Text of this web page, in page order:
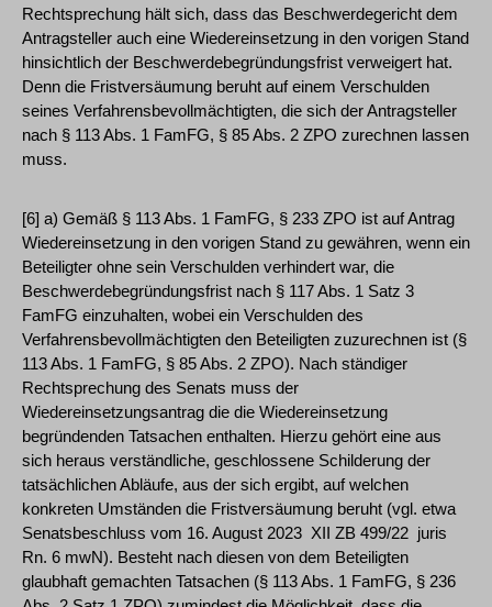
Rechtsprechung hält sich, dass das Beschwerdegericht dem
Antragsteller auch eine Wiedereinsetzung in den vorigen Stand
hinsichtlich der Beschwerdebegründungsfrist verweigert hat.
Denn die Fristversäumung beruht auf einem Verschulden
seines Verfahrensbevollmächtigten, die sich der Antragsteller
nach § 113 Abs. 1 FamFG, § 85 Abs. 2 ZPO zurechnen lassen
muss.
[6] a) Gemäß § 113 Abs. 1 FamFG, § 233 ZPO ist auf Antrag
Wiedereinsetzung in den vorigen Stand zu gewähren, wenn ein
Beteiligter ohne sein Verschulden verhindert war, die
Beschwerdebegründungsfrist nach § 117 Abs. 1 Satz 3
FamFG einzuhalten, wobei ein Verschulden des
Verfahrensbevollmächtigten den Beteiligten zuzurechnen ist (§
113 Abs. 1 FamFG, § 85 Abs. 2 ZPO). Nach ständiger
Rechtsprechung des Senats muss der
Wiedereinsetzungsantrag die die Wiedereinsetzung
begründenden Tatsachen enthalten. Hierzu gehört eine aus
sich heraus verständliche, geschlossene Schilderung der
tatsächlichen Abläufe, aus der sich ergibt, auf welchen
konkreten Umständen die Fristversäumung beruht (vgl. etwa
Senatsbeschluss vom 16. August 2023 ­ XII ZB 499/22 ­ juris
Rn. 6 mwN). Besteht nach diesen von dem Beteiligten
glaubhaft gemachten Tatsachen (§ 113 Abs. 1 FamFG, § 236